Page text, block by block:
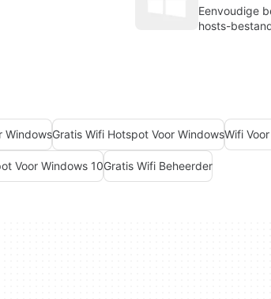
Eenvoudige
hosts-
WindowsGratis Wifi Hotspot Voor WindowsWifi
Voor Windows 10Gratis Wifi Beheerder